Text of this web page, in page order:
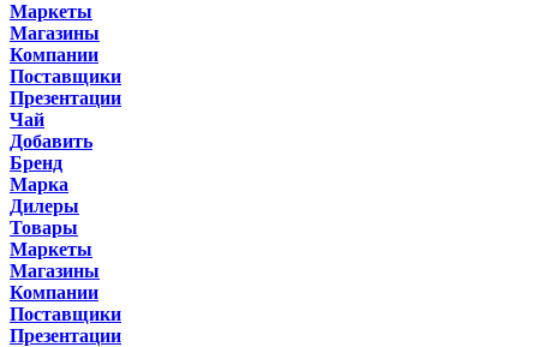
Маркеты
Магазины
Компании
Поставщики
Презентации
Чай
Добавить
Бренд
Марка
Дилеры
Товары
Маркеты
Магазины
Компании
Поставщики
Презентации